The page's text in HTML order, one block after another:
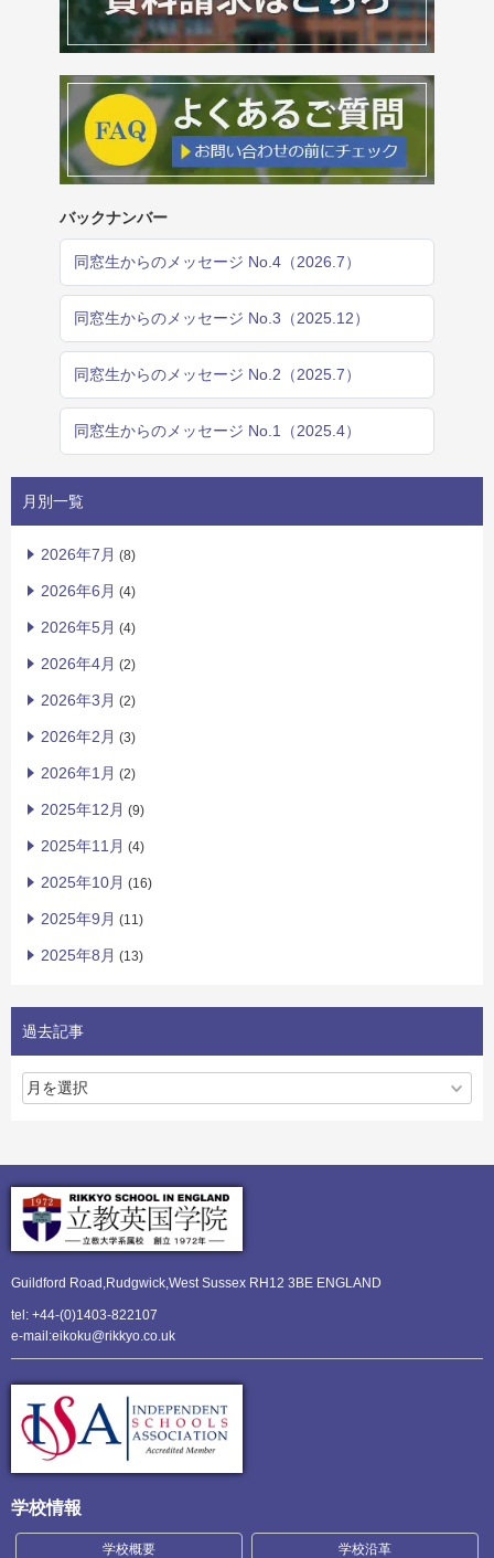
バックナンバー
同窓生からのメッセージ No.4（2026.7）
同窓生からのメッセージ No.3（2025.12）
同窓生からのメッセージ No.2（2025.7）
同窓生からのメッセージ No.1（2025.4）
月別一覧
2026年7月 (8)
2026年6月 (4)
2026年5月 (4)
2026年4月 (2)
2026年3月 (2)
2026年2月 (3)
2026年1月 (2)
2025年12月 (9)
2025年11月 (4)
2025年10月 (16)
2025年9月 (11)
2025年8月 (13)
過去記事
Guildford Road,Rudgwick,West Sussex RH12 3BE ENGLAND
tel: +44-(0)1403-822107
e-mail:eikoku@rikkyo.co.uk
学校情報
学校概要 学校沿革